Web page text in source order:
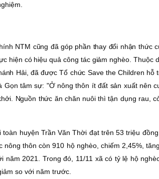
NTM cũng đã góp phần thay đổi nhận thức
hiện có hiệu quả công tác giảm nghèo. Thuộc
Hải, đã được Tổ chức Save the Children hỗ
tâm sự: "Ở nông thôn ít đất sản xuất nên
Nguồn thức ăn chăn nuôi thì tận dụng rau,
huyện Trần Văn Thời đạt trên 53 triệu
nông thôn còn 910 hộ nghèo, chiếm 2,45%,
năm 2021. Trong đó, 11/11 xã có tỷ lệ hộ
so với năm trước.